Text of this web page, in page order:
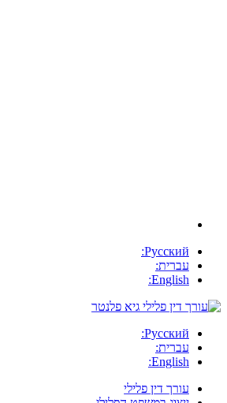
Русский:
עברית:
English:
Русский:
עברית:
English:
עורך דין פלילי